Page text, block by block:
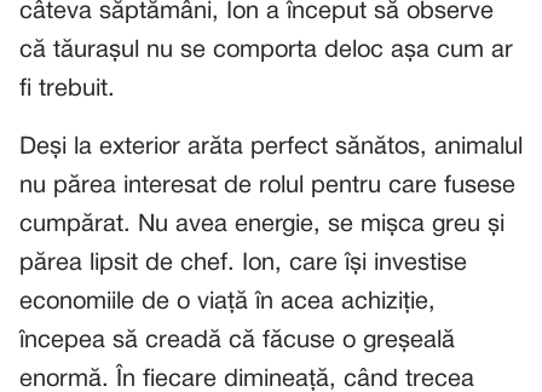
câteva săptămâni, Ion a început să observe
că tăurașul nu se comporta deloc așa cum ar
fi trebuit.
Deși la exterior arăta perfect sănătos, animalul
nu părea interesat de rolul pentru care fusese
cumpărat. Nu avea energie, se mișca greu și
părea lipsit de chef. Ion, care își investise
economiile de o viață în acea achiziție,
începea să creadă că făcuse o greșeală
enormă. În fiecare dimineață, când trecea